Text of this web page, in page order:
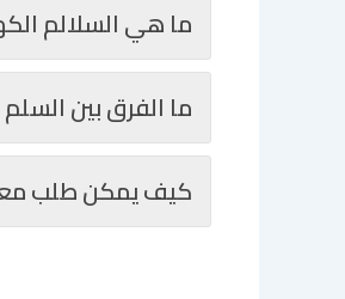
ما هي السلالم
ما الفرق بين
كيف يمكن طلب